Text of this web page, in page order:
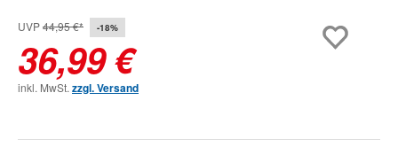
UVP44,95 €* -18%
36,99 €
inkl. MwSt. zzgl. Versand